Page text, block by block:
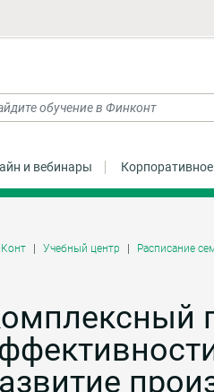
и вебинары
Учебный центр Расписание